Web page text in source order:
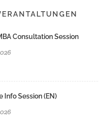
Consultation Session
Info Session (EN)